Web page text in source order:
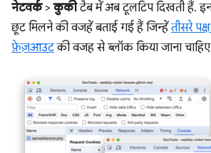
नेटवर्क>कुकीटैब में अब टूलटिप दिखती हैं.
छूट मिलने की वजहें बताई गई हैं जिन्हेंतीसरे
फ़ेज़आउटकी वजह से ब्लॉक किया जाना चाहिए